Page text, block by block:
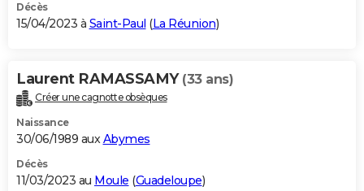
Décès
15/04/2023 à Saint-Paul (La Réunion)
Laurent RAMASSAMY (33 ans)
Créer une cagnotte obsèques
Naissance
30/06/1989 auxAbymes
Décès
11/03/2023 au Moule (Guadeloupe)